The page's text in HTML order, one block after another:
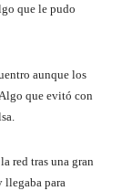
que le pudo
aunque los
que evitó con
red tras una gran
llegaba para